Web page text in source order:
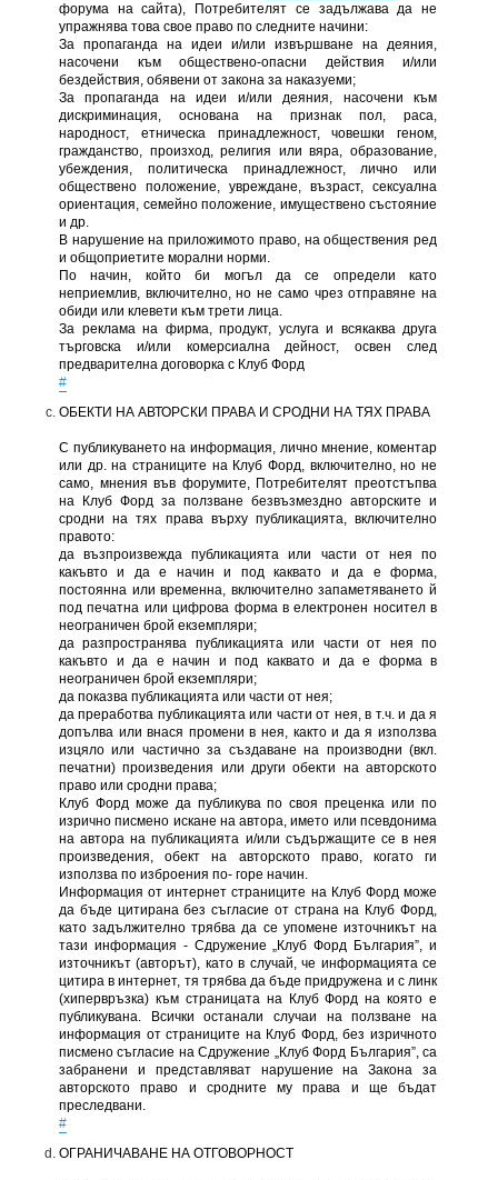
форума на сайта), Потребителят се задължава да не
упражнява това свое право по следните начини:
За пропаганда на идеи и/или извършване на деяния,
насочени към обществено-опасни действия и/или
бездействия, обявени от закона за наказуеми;
За пропаганда на идеи и/или деяния, насочени към
дискриминация, основана на признак пол, раса,
народност, етническа принадлежност, човешки геном,
гражданство, произход, религия или вяра, образование,
убеждения, политическа принадлежност, лично или
обществено положение, увреждане, възраст, сексуална
ориентация, семейно положение, имуществено състояние
и др.
В нарушение на приложимото право, на обществения ред
и общоприетите морални норми.
По начин, който би могъл да се определи като
неприемлив, включително, но не само чрез отправяне на
обиди или клевети към трети лица.
За реклама на фирма, продукт, услуга и всякаква друга
търговска и/или комерсиална дейност, освен след
предварителна договорка с Клуб Форд
#
ОБЕКТИ НА АВТОРСКИ ПРАВА И СРОДНИ НА ТЯХ ПРАВА
С публикуването на информация, лично мнение, коментар
или др. на страниците на Клуб Форд, включително, но не
само, мнения във форумите, Потребителят преотстъпва
на Клуб Форд за ползване безвъзмездно авторските и
сродни на тях права върху публикацията, включително
правото:
да възпроизвежда публикацията или части от нея по
какъвто и да е начин и под каквато и да е форма,
постоянна или временна, включително запаметяването й
под печатна или цифрова форма в електронен носител в
неограничен брой екземпляри;
да разпространява публикацията или части от нея по
какъвто и да е начин и под каквато и да е форма в
неограничен брой екземпляри;
да показва публикацията или части от нея;
да преработва публикацията или части от нея, в т.ч. и да я
допълва или внася промени в нея, както и да я използва
изцяло или частично за създаване на производни (вкл.
печатни) произведения или други обекти на авторското
право или сродни права;
Клуб Форд може да публикува по своя преценка или по
изрично писмено искане на автора, името или псевдонима
на автора на публикацията и/или съдържащите се в нея
произведения, обект на авторското право, когато ги
използва по изброения по- горе начин.
Информация от интернет страниците на Клуб Форд може
да бъде цитирана без съгласие от страна на Клуб Форд,
като задължително трябва да се упомене източникът на
тази информация - Сдружение „Клуб Форд България”, и
източникът (авторът), като в случай, че информацията се
цитира в интернет, тя трябва да бъде придружена и с линк
(хипервръзка) към страницата на Клуб Форд на която е
публикувана. Всички останали случаи на ползване на
информация от страниците на Клуб Форд, без изричното
писмено съгласие на Сдружение „Клуб Форд България”, са
забранени и представляват нарушение на Закона за
авторското право и сродните му права и ще бъдат
преследвани.
#
ОГРАНИЧАВАНЕ НА ОТГОВОРНОСТ